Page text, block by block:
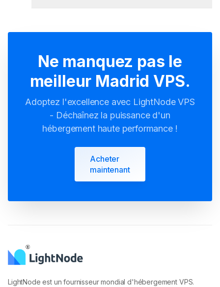
Ne manquez pas le
meilleur Madrid VPS.
Adoptez l'excellence avec LightNode VPS
- Déchaînez la puissance d'un
hébergement haute performance !
Acheter
maintenant
LightNode est un fournisseur mondial d'hébergement VPS.